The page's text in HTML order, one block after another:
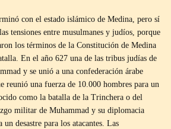
con el estado islámico de Medina, pero sí
tensiones entre musulmanes y judíos, porque
los términos de la Constitución de Medina
En el año 627 una de las tribus judías de
y se unió a una confederación árabe
reunió una fuerza de 10.000 hombres para un
como la batalla de la Trinchera o del
militar de Muhammad y su diplomacia
desastre para los atacantes. Las